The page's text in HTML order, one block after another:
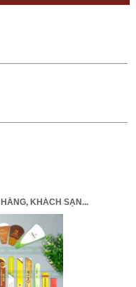
KHÁCH SẠN...